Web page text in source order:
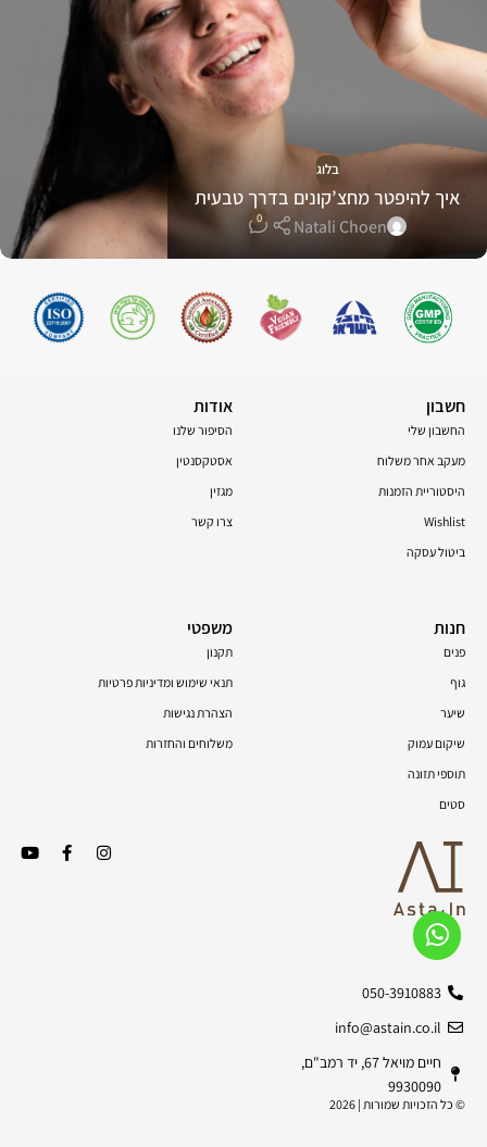
בלוג
איך להיפטר מחצ’קונים בדרך טבעית
Natali Choen
0
050-3910883
info@astain.co.il
חיים מויאל 67, יד רמב"ם,
9930090
© כל הזכויות שמורות | 2026
חשבון
החשבון שלי
מעקב אחר משלוח
היסטוריית הזמנות
Wishlist
ביטול עסקה
אודות
הסיפור שלנו
אסטקסנטין
מגזין
צרו קשר
חנות
פנים
גוף
שיער
שיקום עמוק
תוספי תזונה
סטים
משפטי
תקנון
תנאי שימוש ומדיניות פרטיות
הצהרת נגישות
משלוחים והחזרות